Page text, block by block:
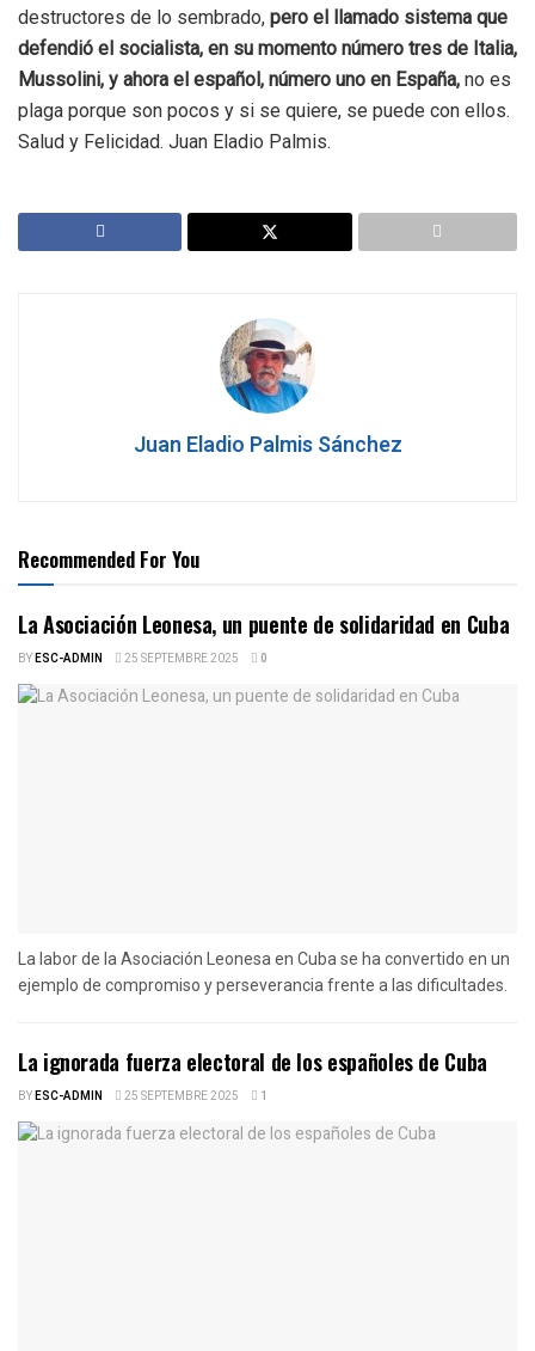
destructores de lo sembrado, pero el llamado sistema que
defendió el socialista, en su momento número tres de Italia,
Mussolini, y ahora el español, número uno en España, no es
plaga porque son pocos y si se quiere, se puede con ellos.
Salud y Felicidad. Juan Eladio Palmis.
Juan Eladio Palmis Sánchez
Recommended For You
La Asociación Leonesa, un puente de solidaridad en Cuba
BYESC-ADMIN 25 SEPTEMBRE 2025 0
La labor de la Asociación Leonesa en Cuba se ha convertido en un
ejemplo de compromiso y perseverancia frente a las dificultades.
La ignorada fuerza electoral de los españoles de Cuba
BYESC-ADMIN 25 SEPTEMBRE 2025 1